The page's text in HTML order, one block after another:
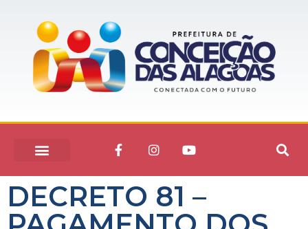
DECRETO 81 –